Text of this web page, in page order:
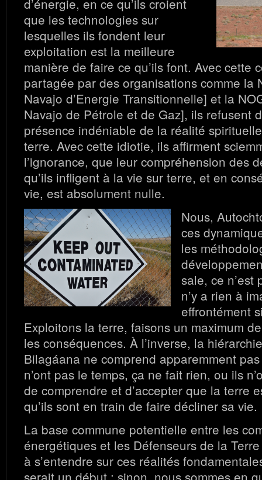
d’énergie, en ce qu’ils croient
que les technologies sur
lesquelles ils fondent leur
exploitation est la meilleure
manière de faire ce qu’ils font. Avec cette
partagée par des organisations comme la
Navajo d’Energie Transitionnelle] et la
Navajo de Pétrole et de Gaz], ils refusent
présence indéniable de la réalité
terre. Avec cette idiotie, ils affirment
l’ignorance, que leur compréhension des
qu’ils infligent à la vie sur terre, et en
vie, est absolument nulle.
Nous,
ces
les
sale, ce n’est
n’y a rien à
effrontément
Exploitons la terre, faisons un maximum
les conséquences. À l’inverse, la
Bilagáana ne comprend apparemment
n’ont pas le temps, ça ne fait rien, ou ils
de comprendre et d’accepter que la terre
qu’ils sont en train de faire décliner sa vie.
La base commune potentielle entre les
énergétiques et les Défenseurs de la
à s’entendre sur ces réalités